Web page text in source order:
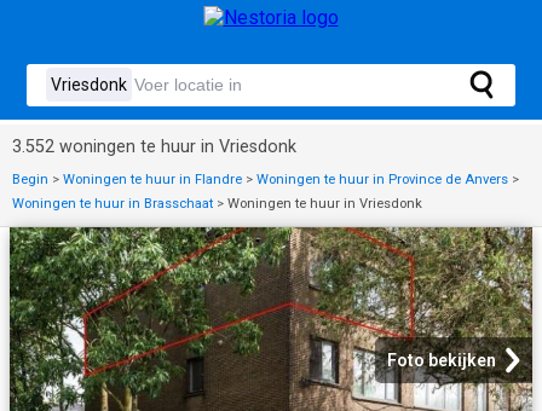
3.552 woningen te huur in Vriesdonk
Begin > Woningen te huur in Flandre > Woningen te huur in Province de Anvers >
Woningen te huur in Brasschaat > Woningen te huur in Vriesdonk
Foto bekijken